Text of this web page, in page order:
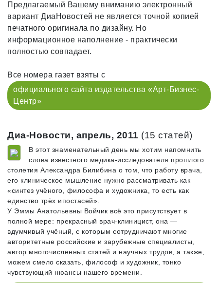
Предлагаемый Вашему вниманию электронный
вариант ДиаНовостей не является точной копией
печатного оригинала по дизайну. Но
информационное наполнение - практически
полностью совпадает.
Все номера газет взяты с
официального сайта издательства «Арт-Бизнес-
Центр»
Диа-Новости, апрель, 2011 (15 статей)
В этот знаменательный день мы хотим напомнить
слова известного медика-исследователя прошлого
столетия Александра Билибина о том, что работу врача,
его клиническое мышление нужно рассматривать как
«синтез учёного, философа и художника, то есть как
единство трёх ипостасей».
У Эммы Анатольевны Войчик всё это присутствует в
полной мере: прекрасный врач-клиницист, она —
вдумчивый учёный, с которым сотрудничают многие
авторитетные российские и зарубежные специалисты,
автор многочисленных статей и научных трудов, а также,
можем смело сказать, философ и художник, тонко
чувствующий нюансы нашего времени.